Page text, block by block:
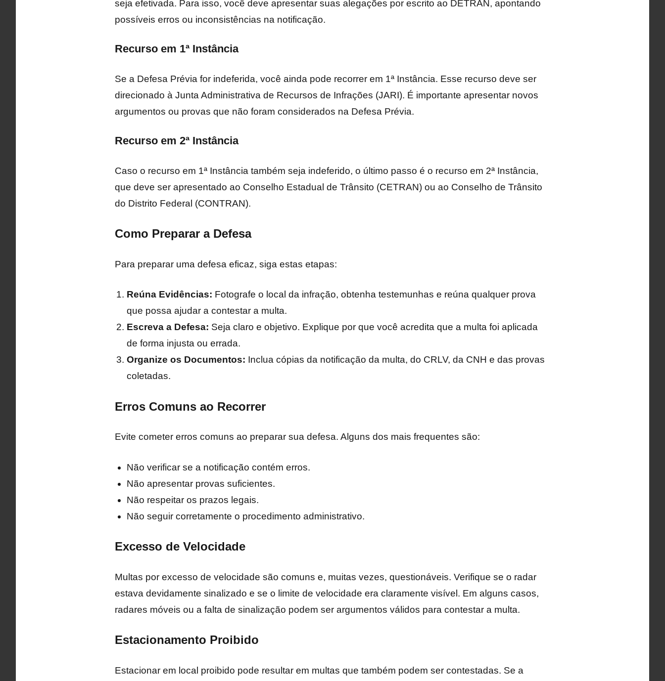
seja efetivada. Para isso, você deve apresentar suas alegações por escrito ao DETRAN, apontando
possíveis erros ou inconsistências na notificação.
Recurso em 1ª Instância
Se a Defesa Prévia for indeferida, você ainda pode recorrer em 1ª Instância. Esse recurso deve ser
direcionado à Junta Administrativa de Recursos de Infrações (JARI). É importante apresentar novos
argumentos ou provas que não foram considerados na Defesa Prévia.
Recurso em 2ª Instância
Caso o recurso em 1ª Instância também seja indeferido, o último passo é o recurso em 2ª Instância,
que deve ser apresentado ao Conselho Estadual de Trânsito (CETRAN) ou ao Conselho de Trânsito
do Distrito Federal (CONTRAN).
Como Preparar a Defesa
Para preparar uma defesa eficaz, siga estas etapas:
Reúna Evidências: Fotografe o local da infração, obtenha testemunhas e reúna qualquer prova
que possa ajudar a contestar a multa.
Escreva a Defesa: Seja claro e objetivo. Explique por que você acredita que a multa foi aplicada
de forma injusta ou errada.
Organize os Documentos: Inclua cópias da notificação da multa, do CRLV, da CNH e das provas
coletadas.
Erros Comuns ao Recorrer
Evite cometer erros comuns ao preparar sua defesa. Alguns dos mais frequentes são:
Não verificar se a notificação contém erros.
Não apresentar provas suficientes.
Não respeitar os prazos legais.
Não seguir corretamente o procedimento administrativo.
Excesso de Velocidade
Multas por excesso de velocidade são comuns e, muitas vezes, questionáveis. Verifique se o radar
estava devidamente sinalizado e se o limite de velocidade era claramente visível. Em alguns casos,
radares móveis ou a falta de sinalização podem ser argumentos válidos para contestar a multa.
Estacionamento Proibido
Estacionar em local proibido pode resultar em multas que também podem ser contestadas. Se a